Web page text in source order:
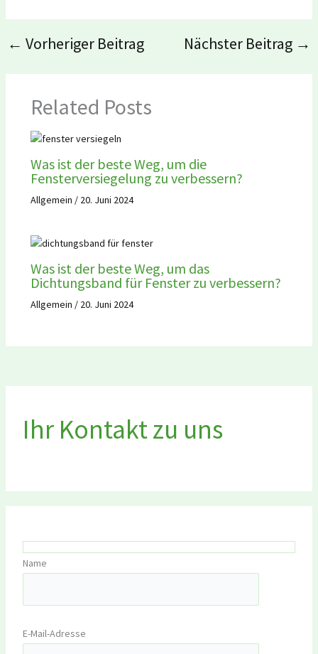
← Vorheriger Beitrag Nächster Beitrag →
Related Posts
Was ist der beste Weg, um die
Fensterversiegelung zu verbessern?
Allgemein / 20. Juni 2024
Was ist der beste Weg, um das
Dichtungsband für Fenster zu verbessern?
Allgemein / 20. Juni 2024
Ihr Kontakt zu uns
Name
E-Mail-Adresse